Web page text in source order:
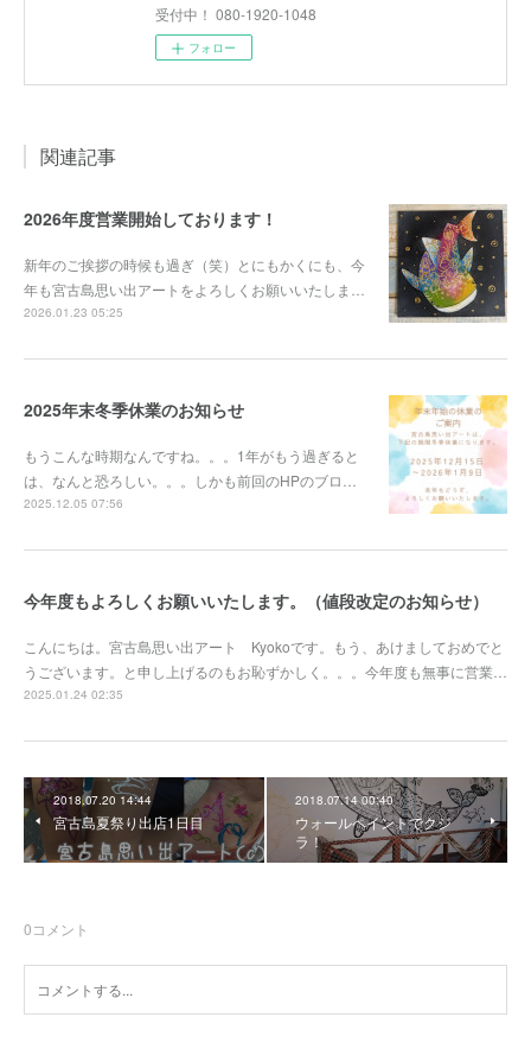
受付中！ 080-1920-1048
フォロー
関連記事
2026年度営業開始しております！
新年のご挨拶の時候も過ぎ（笑）とにもかくにも、今
年も宮古島思い出アートをよろしくお願いいたしま…
2026.01.23 05:25
2025年末冬季休業のお知らせ
もうこんな時期なんですね。。。1年がもう過ぎると
は、なんと恐ろしい。。。しかも前回のHPのブロ…
2025.12.05 07:56
今年度もよろしくお願いいたします。（値段改定のお知らせ）
こんにちは。宮古島思い出アート Kyokoです。もう、あけましておめでと
うございます。と申し上げるのもお恥ずかしく。。。今年度も無事に営業…
2025.01.24 02:35
2018.07.20 14:44
宮古島夏祭り出店1日目
2018.07.14 00:40
ウォールペイントでクジ
ラ！
0コメント